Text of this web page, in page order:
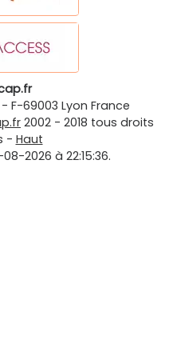
- F-69003 Lyon France
2002 - 2018 tous droits
- Haut
2026 à 22:15:36.